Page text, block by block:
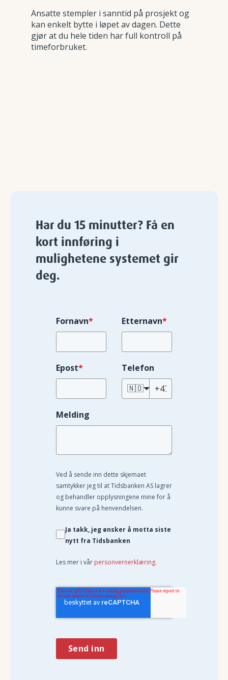
Ansatte stempler i sanntid på prosjekt og
kan enkelt bytte i løpet av dagen. Dette
gjør at du hele tiden har full kontroll på
timeforbruket.
Har du 15 minutter? Få en
kort innføring i
mulighetene systemet gir
deg.
Fornavn* Etternavn*
Epost* Telefon
🇳🇴
Melding
Ved å sende inn dette skjemaet
samtykker jeg til at Tidsbanken AS lagrer
og behandler opplysningene mine for å
kunne svare på henvendelsen.
Ja takk, jeg ønsker å motta siste
nytt fra Tidsbanken
Les mer i vår personvernerklæring.
Send inn